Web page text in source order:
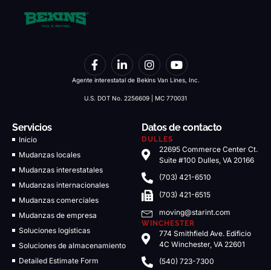
Agente interestatal de Bekins Van Lines, Inc.
U.S. DOT No. 2256609 | MC 770031
Servicios
Inicio
Mudanzas locales
Mudanzas interestatales
Mudanzas internacionales
Mudanzas comerciales
Mudanzas de empresa
Soluciones logísticas
Soluciones de almacenamiento
Detailed Estimate Form
Datos de contacto
DULLES
22695 Commerce Center Ct.
Suite #100 Dulles, VA 20166
(703) 421-6510
(703) 421-6515
moving@starint.com
WINCHESTER
774 Smithfield Ave. Edificio
4C Winchester, VA 22601
(540) 723-7300